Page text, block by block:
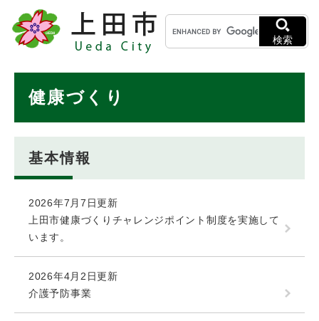
メニューを飛ばして本文へ
キ
ー
ワ
検索
健康づくり
基本情報
2026年7月7日更新
上田市健康づくりチャレンジポイント制度を実施して
います。
2026年4月2日更新
介護予防事業